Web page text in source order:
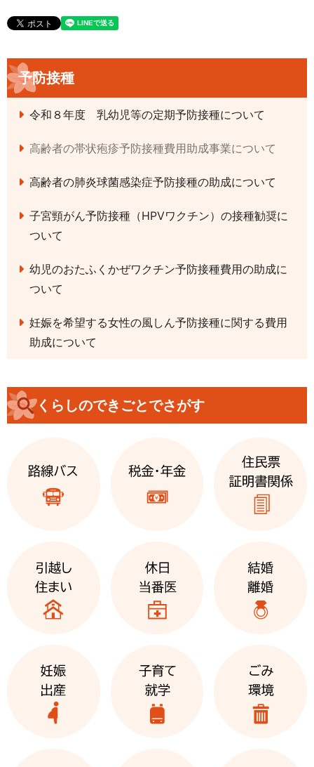
予防接種
令和８年度 乳幼児等の定期予防接種について
高齢者の帯状疱疹予防接種費用助成事業について
高齢者の肺炎球菌感染症予防接種の助成について
子宮頸がん予防接種（HPVワクチン）の接種勧奨に
ついて
幼児のおたふくかぜワクチン予防接種費用の助成に
ついて
妊娠を希望する女性の風しん予防接種に関する費用
助成について
くらしのできごとでさがす